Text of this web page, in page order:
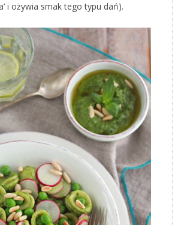
i ożywia smak tego typu dań).